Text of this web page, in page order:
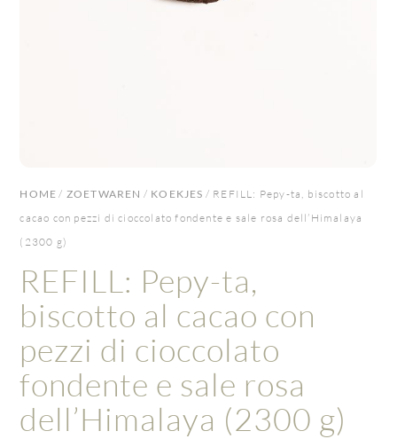
HOME / ZOETWAREN / KOEKJES / REFILL: Pepy-ta, biscotto al
cacao con pezzi di cioccolato fondente e sale rosa dell’Himalaya
(2300 g)
REFILL: Pepy-ta,
biscotto al cacao con
pezzi di cioccolato
fondente e sale rosa
dell’Himalaya (2300 g)